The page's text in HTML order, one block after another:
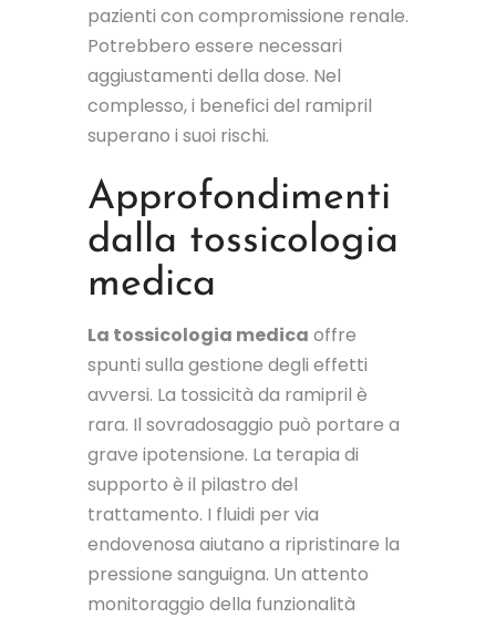
pazienti con compromissione renale.
Potrebbero essere necessari
aggiustamenti della dose. Nel
complesso, i benefici del ramipril
superano i suoi rischi.
Approfondimenti
dalla tossicologia
medica
La tossicologia medica offre
spunti sulla gestione degli effetti
avversi. La tossicità da ramipril è
rara. Il sovradosaggio può portare a
grave ipotensione. La terapia di
supporto è il pilastro del
trattamento. I fluidi per via
endovenosa aiutano a ripristinare la
pressione sanguigna. Un attento
monitoraggio della funzionalità